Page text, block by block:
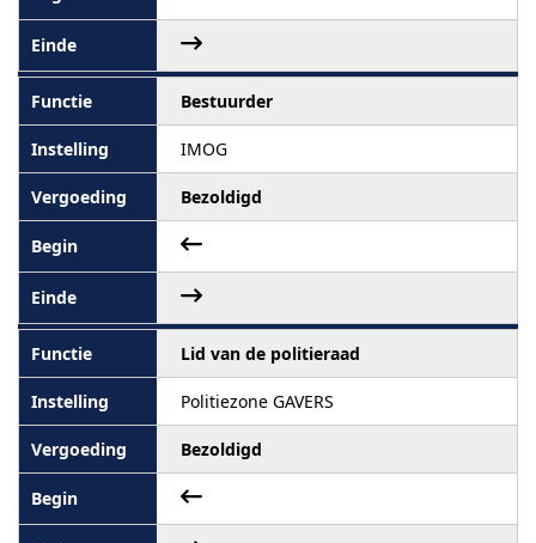
Bestuurder
IMOG
Bezoldigd
Lid van de politieraad
Politiezone GAVERS
Bezoldigd